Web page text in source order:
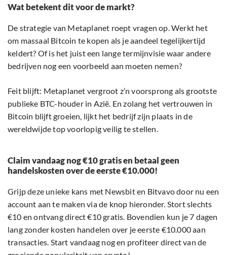
Wat betekent dit voor de markt?
De strategie van Metaplanet roept vragen op. Werkt het
om massaal Bitcoin te kopen als je aandeel tegelijkertijd
keldert? Of is het juist een lange termijnvisie waar andere
bedrijven nog een voorbeeld aan moeten nemen?
Feit blijft: Metaplanet vergroot z’n voorsprong als grootste
publieke BTC-houder in Azië. En zolang het vertrouwen in
Bitcoin blijft groeien, lijkt het bedrijf zijn plaats in de
wereldwijde top voorlopig veilig te stellen.
Claim vandaag nog €10 gratis en betaal geen
handelskosten over de eerste €10.000!
Grijp deze unieke kans met Newsbit en Bitvavo door nu een
account aan te maken via de knop hieronder. Stort slechts
€10 en ontvang direct €10 gratis. Bovendien kun je 7 dagen
lang zonder kosten handelen over je eerste €10.000 aan
transacties. Start vandaag nog en profiteer direct van de